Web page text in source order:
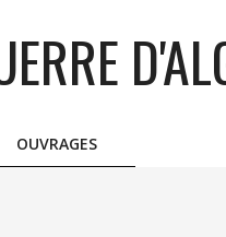
OUVRAGES